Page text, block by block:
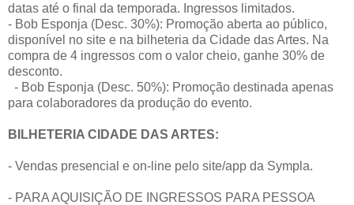
datas até o final da temporada. Ingressos limitados.
- Bob Esponja (Desc. 30%): Promoção aberta ao público,
disponível no site e na bilheteria da Cidade das Artes. Na
compra de 4 ingressos com o valor cheio, ganhe 30% de
desconto.
- Bob Esponja (Desc. 50%): Promoção destinada apenas
para colaboradores da produção do evento.
BILHETERIA CIDADE DAS ARTES:
- Vendas presencial e on-line pelo site/app da Sympla.
- PARA AQUISIÇÃO DE INGRESSOS PARA PESSOA